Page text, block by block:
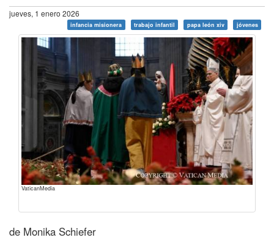
jueves, 1 enero 2026
infancia misionera trabajo infantil papa león xiv jóvenes
VaticanMedia
de Monika Schiefer